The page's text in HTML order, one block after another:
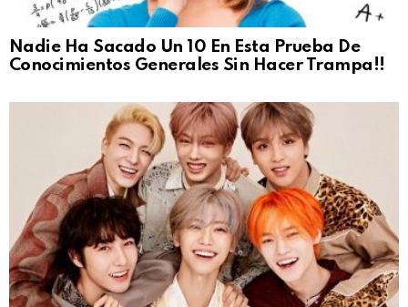
Nadie Ha Sacado Un 10 En Esta Prueba De
Conocimientos Generales Sin Hacer Trampa!!